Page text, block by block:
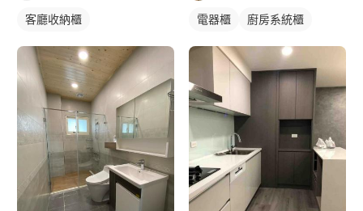
客廳收納櫃 電器櫃 廚房系統櫃